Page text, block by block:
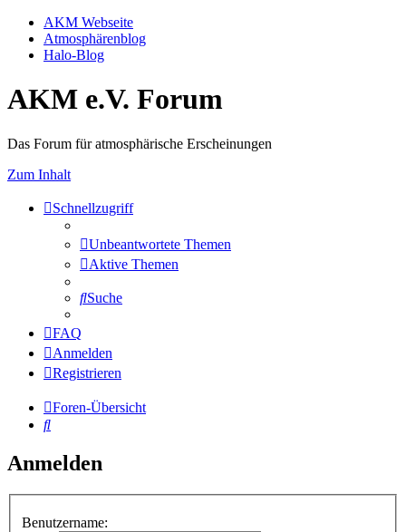
AKM Webseite
Atmosphärenblog
Halo-Blog
AKM e.V. Forum
Das Forum für atmosphärische Erscheinungen
Zum Inhalt
Schnellzugriff
Unbeantwortete Themen
Aktive Themen
Suche
FAQ
Anmelden
Registrieren
Foren-Übersicht
Suche
Anmelden
Benutzername: